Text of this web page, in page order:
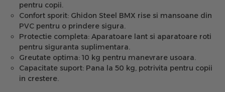
pentru copii.
Confort sporit: Ghidon Steel BMX rise si mansoane din
PVC pentru o prindere sigura.
Protectie completa: Aparatoare lant si aparatoare roti
pentru siguranta suplimentara.
Greutate optima: 10 kg pentru manevrare usoara.
Capacitate suport: Pana la 50 kg, potrivita pentru copii
in crestere.